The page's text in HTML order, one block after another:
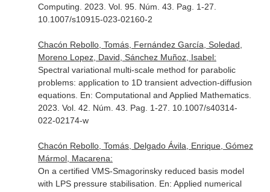
Computing . 2023. Vol. 95. Núm. 43. Pag. 1-27.
10.1007/s10915-023-02160-2
Chacón Rebollo, Tomás, Fernández García, Soledad,
Moreno Lopez, David, Sánchez Muñoz, Isabel:
Spectral variational multi-scale method for parabolic
problems: application to 1D transient advection-diffusion
equations. En: Computational and Applied Mathematics.
2023. Vol. 42. Núm. 43. Pag. 1-27. 10.1007/s40314-
022-02174-w
Chacón Rebollo, Tomás, Delgado Ávila, Enrique, Gómez
Mármol, Macarena:
On a certified VMS-Smagorinsky reduced basis model
with LPS pressure stabilisation. En: Applied numerical